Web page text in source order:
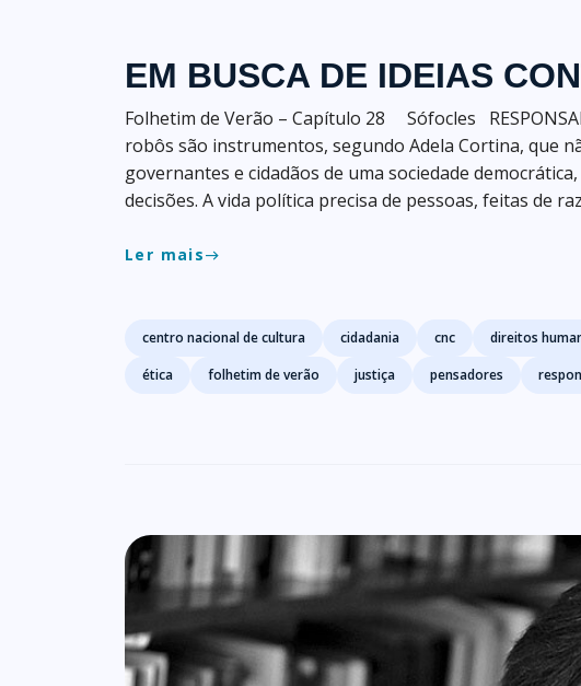
EM BUSCA DE IDEIAS
Folhetim de Verão – Capítulo 28 Sófocles
robôs são instrumentos, segundo Adela Cortina, que
governantes e cidadãos de uma sociedade
decisões. A vida política precisa de pessoas, feitas de
Ler maiseast
Tags
centro nacional de cultura cidadania cnc direitos
ética
folhetim de verão justiça pensadores